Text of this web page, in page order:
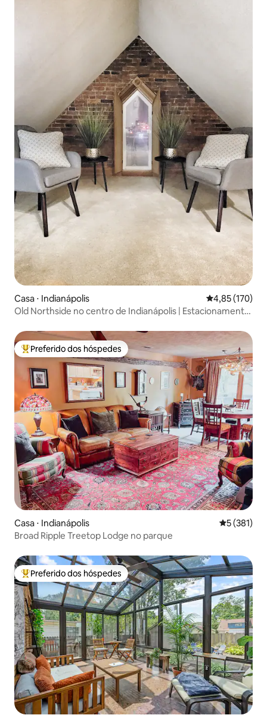
Casa ⋅ Indianápolis 4,85 de uma
4,85 (170)
Old Northside no centro de Indianápolis | Estacionamento
Entre os melhores preferidos dos hóspedes
Preferido dos hóspedes
Casa ⋅ Indianápolis 5 de uma
5 (381)
Broad Ripple Treetop Lodge no parque
Entre os melhores preferidos dos hóspedes
Preferido dos hóspedes